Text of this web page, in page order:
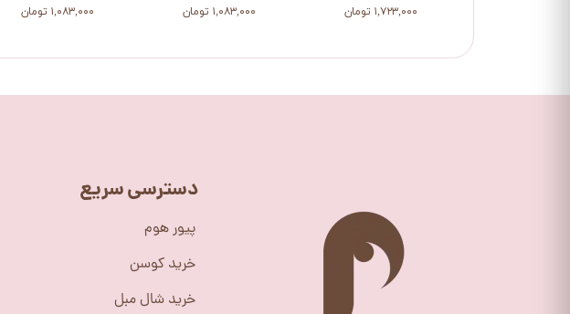
۱,۰۸۳,۰۰۰ تومان ۱,۰۸۳,۰۰۰ تومان ۱,۷۲۳,۰۰۰ تومان
پیور هوم
خرید کوسن
خرید شال مبل
دسترسی سریع